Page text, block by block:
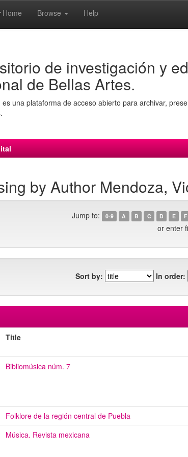
Home Browse Help
de investigación y
de Bellas Artes.
es una plataforma de acceso abierto para archivar,
by Author Mendoza,
Jump to: 0-9 A B C D E F
or enter
Sort by: In order:
Title
Bibliomúsica núm. 7
Folklore de la región central de Puebla
Música. Revista mexicana